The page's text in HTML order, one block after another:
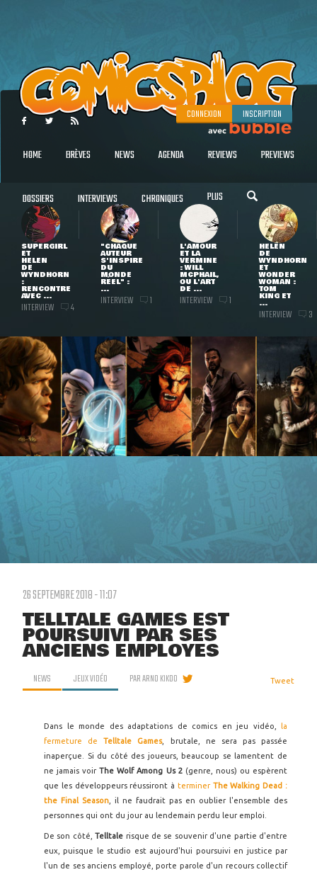
CONNEXION INSCRIPTION
HOME BRÈVES NEWS AGENDA REVIEWS PREVIEWS
DOSSIERS INTERVIEWS CHRONIQUES PLUS
SUPERGIRL
ET
HELEN
DE
WYNDHORN
:
RENCONTRE
AVEC ...
INTERVIEW 4
"CHAQUE
AUTEUR
S'INSPIRE
DU
MONDE
RÉEL" :
...
INTERVIEW 1
L'AMOUR
ET LA
VERMINE
: WILL
MCPHAIL,
OU L'ART
DE ...
INTERVIEW 1
HELEN
DE
WYNDHORN
ET
WONDER
WOMAN :
TOM
KING ET
...
INTERVIEW 3
26 SEPTEMBRE 2018 - 11:07
TELLTALE GAMES EST
POURSUIVI PAR SES
ANCIENS EMPLOYÉS
NEWS JEUX VIDÉO PARARNO KIKOO Tweet
Dans le monde des adaptations de comics en jeu vidéo, la
fermeture deTelltale Games, brutale, ne sera pas passée
inaperçue. Si du côté des joueurs, beaucoup se lamentent de
ne jamais voirThe Wolf Among Us 2 (genre, nous) ou espèrent
que les développeurs réussiront à terminer The Walking Dead :
the Final Season , il ne faudrait pas en oublier l'ensemble des
personnes qui ont du jour au lendemain perdu leur emploi.
De son côté,Telltale risque de se souvenir d'une partie d'entre
eux, puisque le studio est aujourd'hui poursuivi en justice par
l'un de ses anciens employé, porte parole d'un recours collectif